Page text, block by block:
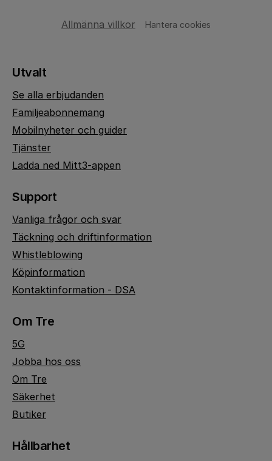
Allmänna villkor Hantera cookies
Utvalt
Se alla erbjudanden
Familjeabonnemang
Mobilnyheter och guider
Tjänster
Ladda ned Mitt3-appen
Support
Vanliga frågor och svar
Täckning och driftinformation
Whistleblowing
Köpinformation
Kontaktinformation - DSA
Om Tre
5G
Jobba hos oss
Om Tre
Säkerhet
Butiker
Hållbarhet